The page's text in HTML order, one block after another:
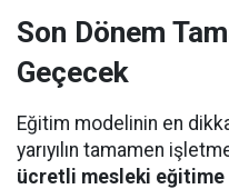
Son Dönem
Geçecek
Eğitim modelinin en
yarıyılın tamamen
ücretli mesleki eğitime